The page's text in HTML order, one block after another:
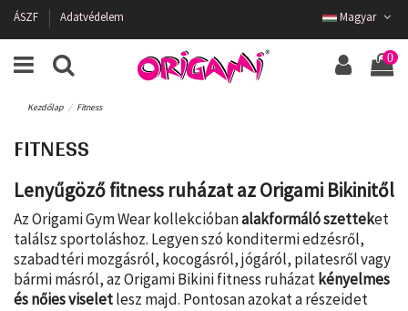
ÁSZF Adatvédelem Magyar
0
Kezdőlap Fitness
FITNESS
Lenyűgöző fitness ruházat az Origami Bikinitől
Az Origami Gym Wear kollekcióbanalakformáló szetteket
találsz sportoláshoz. Legyen szó konditermi edzésről,
szabadtéri mozgásról, kocogásról, jógáról, pilatesről vagy
bármi másról, az Origami Bikini fitness ruházatkényelmes
és nőies viseletlesz majd. Pontosan azokat a részeidet